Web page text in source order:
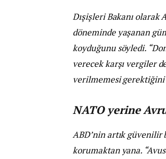
Dışişleri Bakanı
döneminde yaşanan
koyduğunu söyledi.
verecek karşı vergiler
verilmemesi gerektiğini
NATO yerine
ABD’nin artık güvenilir
korumaktan yana.